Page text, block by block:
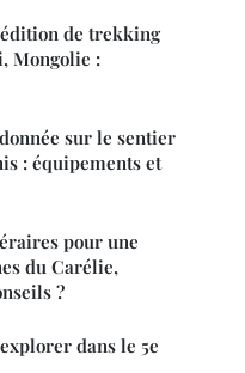
de trekking
Mongolie :
sur le sentier
: équipements et
pour une
du Carélie,
?
dans le 5e